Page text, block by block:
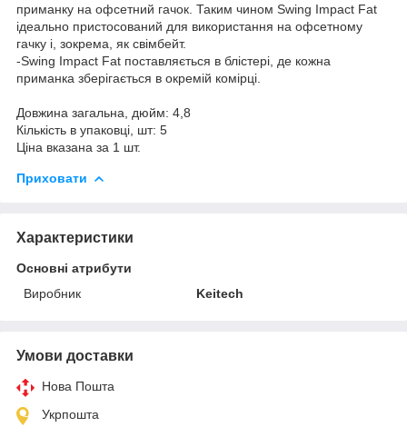
приманку на офсетний гачок. Таким чином Swing Impact Fat
ідеально пристосований для використання на офсетному
гачку і, зокрема, як свімбейт.
-Swing Impact Fat поставляється в блістері, де кожна
приманка зберігається в окремій комірці.
Довжина загальна, дюйм: 4,8
Кількість в упаковці, шт: 5
Ціна вказана за 1 шт.
Приховати
Характеристики
Основні атрибути
Виробник
Keitech
Умови доставки
Нова Пошта
Укрпошта